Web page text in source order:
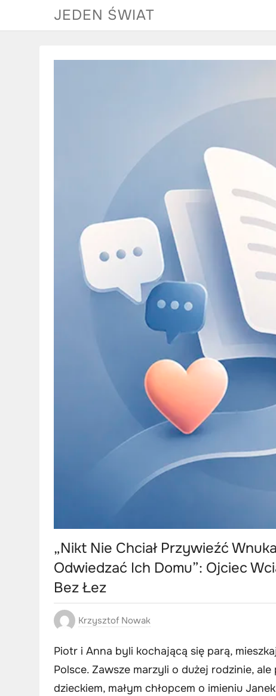
JEDEN ŚWIAT
„Nikt Nie Chciał Przywieźć
Odwiedzać Ich Domu”: Ojciec
Bez Łez
Krzysztof Nowak
Piotr i Anna byli kochającą się parą,
Polsce. Zawsze marzyli o dużej rodzinie,
dzieckiem, małym chłopcem o imieniu